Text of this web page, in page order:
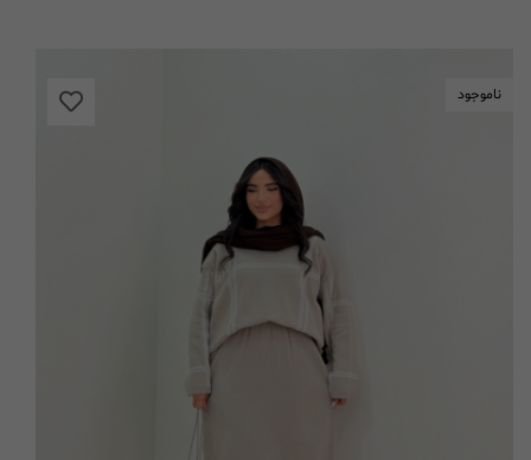
ناموجود